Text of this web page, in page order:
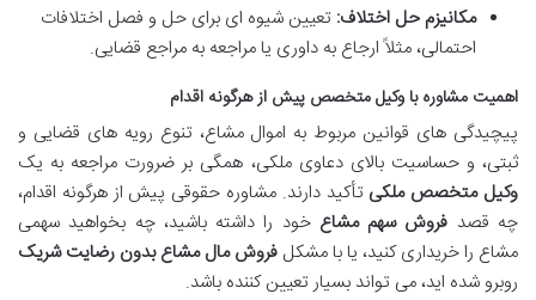
مکانیزم حل اختلاف: تعیین شیوه ای برای حل و فصل اختلافات
احتمالی، مثلاً ارجاع به داوری یا مراجعه به مراجع قضایی.
اهمیت مشاوره با وکیل متخصص پیش از هرگونه اقدام
پیچیدگی های قوانین مربوط به اموال مشاع، تنوع رویه های قضایی و
ثبتی، و حساسیت بالای دعاوی ملکی، همگی بر ضرورت مراجعه به یک
وکیل متخصص ملکی تأکید دارند. مشاوره حقوقی پیش از هرگونه اقدام،
چه قصد فروش سهم مشاع خود را داشته باشید، چه بخواهید سهمی
مشاع را خریداری کنید، یا با مشکل فروش مال مشاع بدون رضایت شریک
روبرو شده اید، می تواند بسیار تعیین کننده باشد.